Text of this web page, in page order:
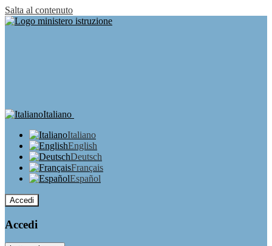
Salta al contenuto
Italiano
Italiano
English
Deutsch
Français
Español
Accedi
Accedi